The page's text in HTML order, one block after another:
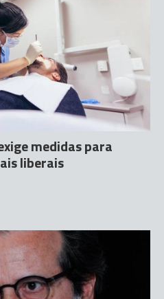
medidas para
liberais